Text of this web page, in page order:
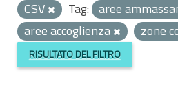
CSV
Tag: aree
aree accoglienza
zone
RISULTATO DEL FILTRO